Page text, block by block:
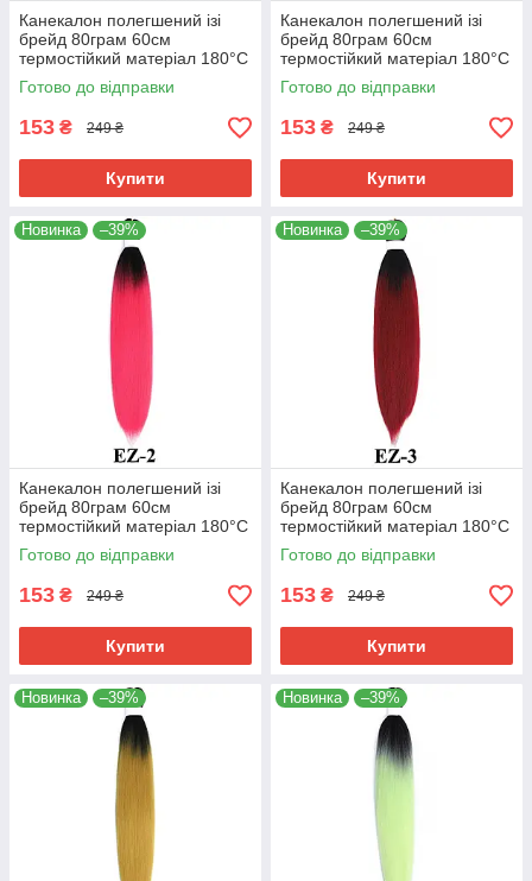
Канекалон полегшений ізі
брейд 80грам 60см
термостійкий матеріал 180°C
EZ хвіст омбре Easy Braid
Готово до відправки
153 ₴ 249 ₴
Купити
Канекалон полегшений ізі
брейд 80грам 60см
термостійкий матеріал 180°C
EZ-1 хвіст омбре Easy Braid
Готово до відправки
153 ₴ 249 ₴
Купити
Новинка –39%
Канекалон полегшений ізі
брейд 80грам 60см
термостійкий матеріал 180°C
EZ-2 хвіст омбре Easy Braid
Готово до відправки
153 ₴ 249 ₴
Купити
Новинка –39%
Канекалон полегшений ізі
брейд 80грам 60см
термостійкий матеріал 180°C
EZ-3 хвіст омбре Easy Braid
Готово до відправки
153 ₴ 249 ₴
Купити
Новинка –39% Новинка –39%